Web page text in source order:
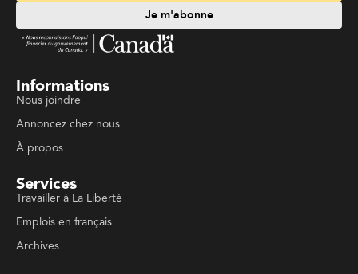
Je m'abonne
Informations
Nous joindre
Annoncez chez nous
À propos
Services
Travailler à La Liberté
Emplois en français
Archives